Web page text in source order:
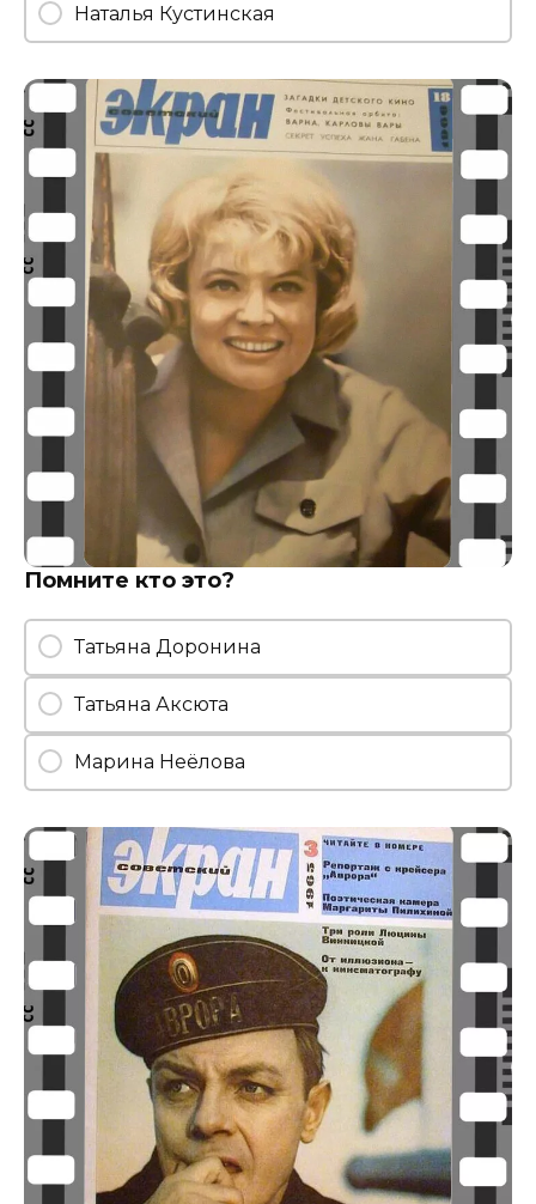
Наталья Кустинская
Помните кто это?
Татьяна Доронина
Татьяна Аксюта
Марина Неёлова